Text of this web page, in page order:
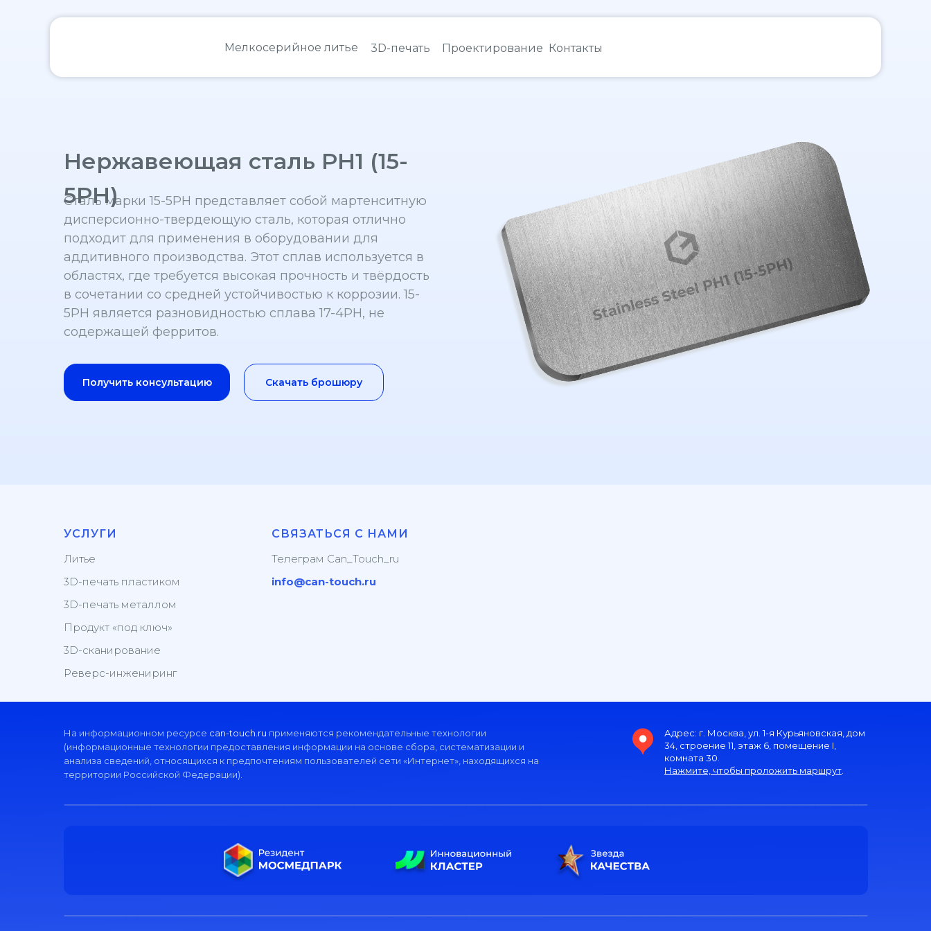
Мелкосерийное литье 3D-печать Проектирование Контакты
Сталь марки 15-5PH представляет собой мартенситную
дисперсионно-твердеющую сталь, которая отлично
подходит для применения в оборудовании для
аддитивного производства. Этот сплав используется в
областях, где требуется высокая прочность и твёрдость
в сочетании со средней устойчивостью к коррозии. 15-
5PH является разновидностью сплава 17-4PH, не
содержащей ферритов.
Скачать брошюру
Получить консультацию
Нержавеющая сталь PH1 (15-
5PH)
УСЛУГИ
Литье
3D-печать пластиком
3D-печать металлом
Продукт «под ключ»
3D-сканирование
Реверс-инжениринг
СВЯЗАТЬСЯ С НАМИ
Телеграм Can_Touch_ru
info@can-touch.ru
На информационном ресурсе can-touch.ru применяются рекомендательные технологии
(информационные технологии предоставления информации на основе сбора, систематизации и
анализа сведений, относящихся к предпочтениям пользователей сети «Интернет», находящихся на
территории Российской Федерации).
Адрес: г. Москва, ул. 1-я Курьяновская, дом
34, строение 11, этаж 6, помещение I,
комната 30.
Нажмите, чтобы проложить маршрут